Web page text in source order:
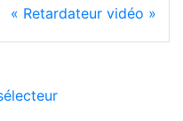
Retardateur vidéo